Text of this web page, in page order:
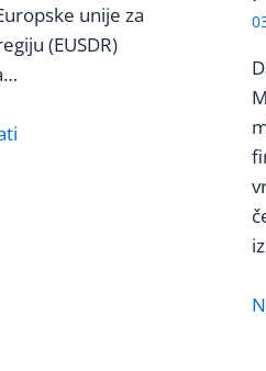
unije za
(EUSDR)